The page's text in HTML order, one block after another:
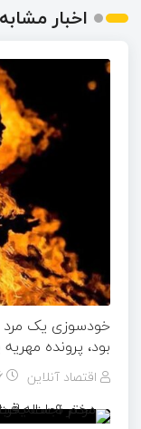
اخبار
خودسوزی یک مرد
بود، پرونده
اقتصاد آنلاین